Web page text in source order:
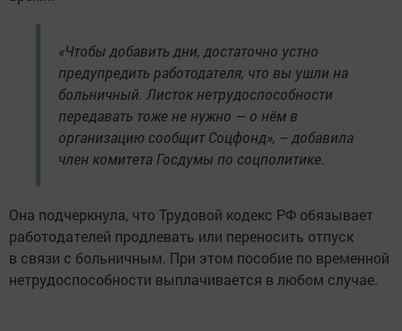
«Чтобы добавить дни, достаточно устно
предупредить работодателя, что вы ушли на
больничный. Листок нетрудоспособности
передавать тоже не нужно — о нём в
организацию сообщит Соцфонд», – добавила
член комитета Госдумы по соцполитике.
Она подчеркнула, что Трудовой кодекс РФ обязывает
работодателей продлевать или переносить отпуск
в связи с больничным. При этом пособие по временной
нетрудоспособности выплачивается в любом случае.